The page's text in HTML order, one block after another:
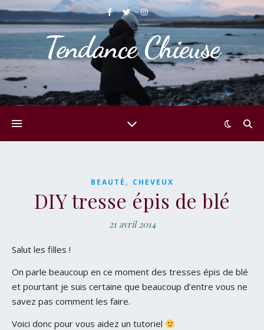
Tendance Chieuse
BEAUTÉ , CHEVEUX
DIY tresse épis de blé
21 avril 2014
Salut les filles !
On parle beaucoup en ce moment des tresses épis de blé
et pourtant je suis certaine que beaucoup d’entre vous ne
savez pas comment les faire.
Voici donc pour vous aidez un tutoriel